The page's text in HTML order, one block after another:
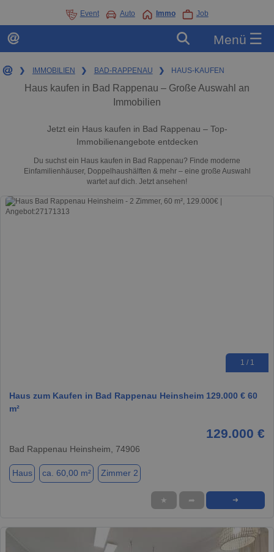
Event Auto Immo Job
Menü ☰
❯ IMMOBILIEN ❯ BAD-RAPPENAU ❯ HAUS-KAUFEN
Haus kaufen in Bad Rappenau – Große Auswahl an
Immobilien
Jetzt ein Haus kaufen in Bad Rappenau – Top-
Immobilienangebote entdecken
Du suchst ein Haus kaufen in Bad Rappenau? Finde moderne
Einfamilienhäuser, Doppelhaushälften & mehr – eine große Auswahl
wartet auf dich. Jetzt ansehen!
1 / 1
Haus zum Kaufen in Bad Rappenau Heinsheim 129.000 € 60
m²
129.000 €
Bad Rappenau Heinsheim, 74906
Haus ca. 60,00 m² Zimmer 2
★ ➦ ➜